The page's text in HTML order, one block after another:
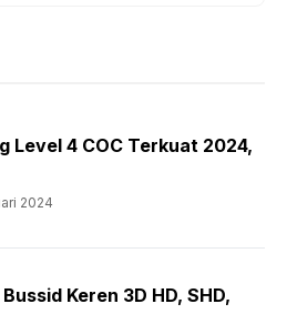
Level 4 COC Terkuat 2024,
2024
Keren 3D HD, SHD,